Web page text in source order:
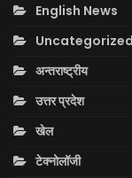
English News
Uncategorized
अन्तराष्ट्रीय
उत्तर प्रदेश
खेल
टेक्नोलॉजी